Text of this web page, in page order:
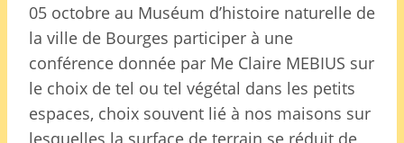
05 octobre au Muséum d’histoire naturelle de
la ville de Bourges participer à une
conférence donnée par Me Claire MEBIUS sur
le choix de tel ou tel végétal dans les petits
espaces, choix souvent lié à nos maisons sur
lesquelles la surface de terrain se réduit de